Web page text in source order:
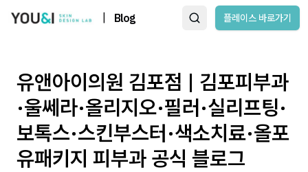
Blog 플레이스 바로가기
유앤아이의원 김포점 | 김포피부과
·울쎄라·올리지오·필러·실리프팅·
보톡스·스킨부스터·색소치료·올포
유패키지 피부과 공식 블로그